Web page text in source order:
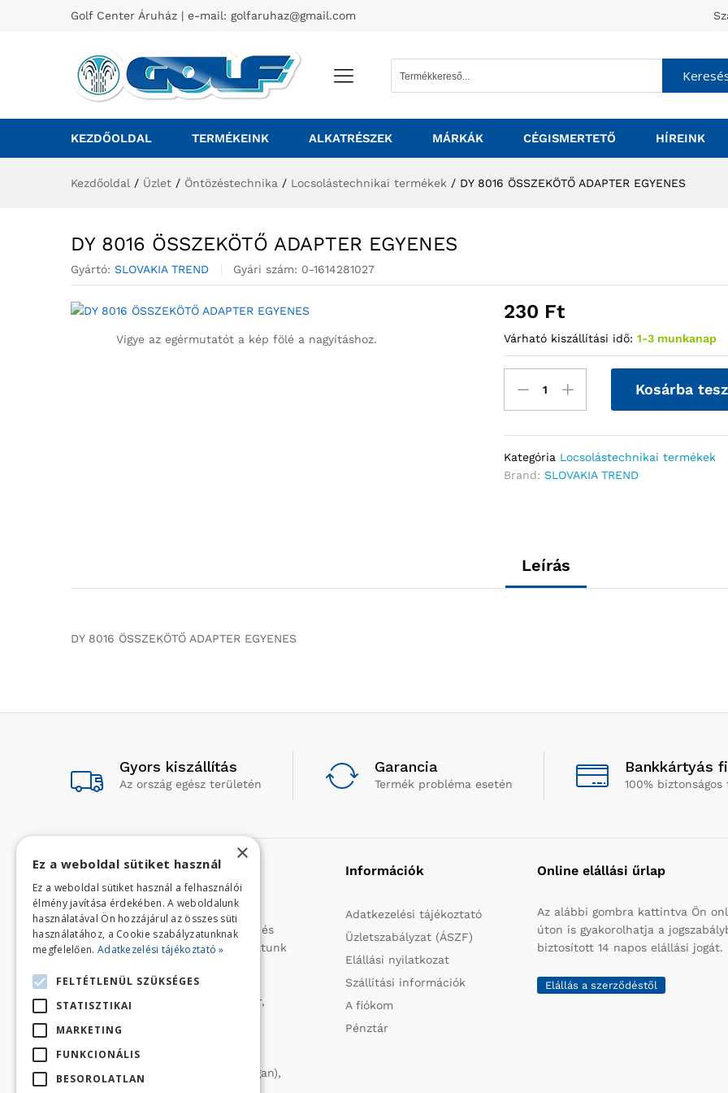
Golf Center Áruház | e-mail: golfaruhaz@gmail.com
KEZDŐOLDAL TERMÉKEINK ALKATRÉSZEK MÁRKÁK CÉGISMERTETŐ HÍREINK
Kezdőoldal / Üzlet / Öntözéstechnika / Locsolástechnikai termékek / DY 8016 ÖSSZEKÖTŐ ADAPTER EGYENES
DY 8016 ÖSSZEKÖTŐ ADAPTER EGYENES
Gyártó: SLOVAKIA TREND Gyári szám: 0-1614281027
Vigye az egérmutatót a kép fölé a nagyításhoz.
230 Ft
Várható kiszállítási idő: 1-3 munkanap
Kosárba
Kategória Locsolástechnikai termékek
Brand:SLOVAKIA TREND
Leírás
DY 8016 ÖSSZEKÖTŐ ADAPTER EGYENES
Gyors kiszállítás
Az ország egész területén
Garancia
Termék probléma esetén
Bankkártyás
100% biztonságos
Rólunk
Profilunk a mezőgazdasági, kerti
kisgépek és egyéb iparcikkek kis- és
nagykereskedelme. 1991 óta folytatunk
Olaszországból származó
vízszivattyúkat (DAB, Tesla, Leader,
robbanómotoros fűnyírókat kerti
traktorokat (MTD, Husqvarna),
permetezőket (CIFARELLI, Dal Degan),
Információk
Adatkezelési tájékoztató
Üzletszabályzat (ÁSZF)
Elállási nyilatkozat
Szállítási információk
A fiókom
Pénztár
Online elállási űrlap
Az alábbi gombra kattintva Ön
úton is gyakorolhatja a
biztosított 14 napos elállási jogát.
Elállás a szerződéstől
×
Ez a weboldal sütiket használ
Ez a weboldal sütiket használ a felhasználói
élmény javítása érdekében. A weboldalunk
használatával Ön hozzájárul az összes süti
használatához, a Cookie szabályzatunknak
megfelelően. Adatkezelési tájékoztató »
FELTÉTLENÜL SZÜKSÉGES
STATISZTIKAI
MARKETING
FUNKCIONÁLIS
BESOROLATLAN